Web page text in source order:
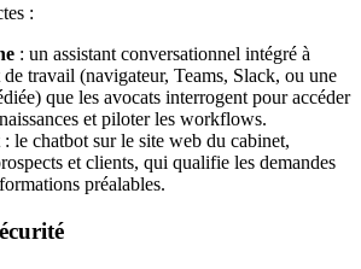
:
: un assistant conversationnel intégré à
travail (navigateur, Teams, Slack, ou une
que les avocats interrogent pour accéder
et piloter les workflows.
: le chatbot sur le site web du cabinet,
et clients, qui qualifie les demandes
préalables.